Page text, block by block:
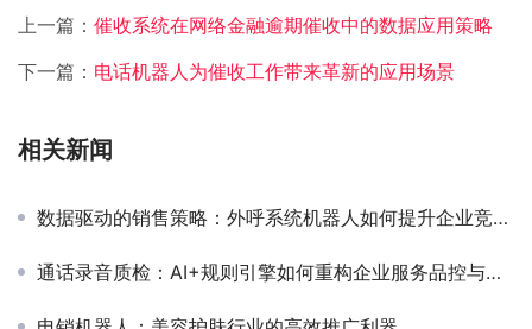
上一篇： 催收系统在网络金融逾期催收中的数据应用策略
下一篇： 电话机器人为催收工作带来革新的应用场景
相关新闻
数据驱动的销售策略：外呼系统机器人如何提升企业竞争力
通话录音质检：AI+规则引擎如何重构企业服务品控与合规防线？